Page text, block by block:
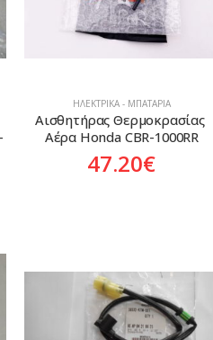
ΗΛΕΚΤΡΙΚΆ - ΜΠΑΤΑΡΊΑ
Αισθητήρας Θερμοκρασίας
Αέρα Honda CBR-1000RR
47.20€